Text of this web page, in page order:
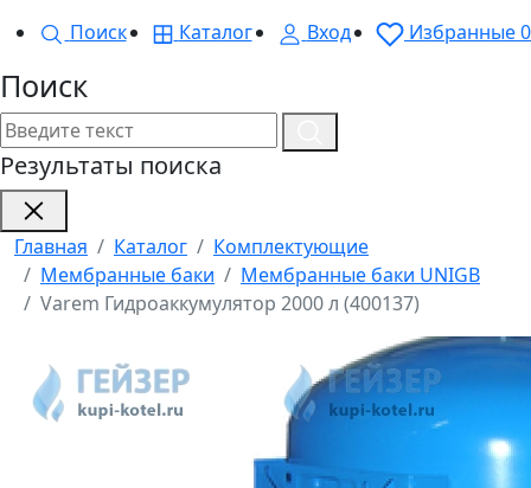
Поиск
Каталог Вход Избранные0
Поиск
Результаты поиска
Главная Каталог
Комплектующие
Мембранные баки
Мембранные баки UNIGB
Varem Гидроаккумулятор 2000 л (400137)